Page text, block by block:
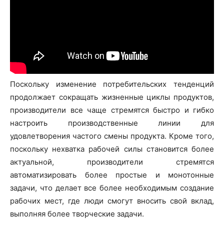
Поскольку изменение потребительских тенденций
продолжает сокращать жизненные циклы продуктов,
производители все чаще стремятся быстро и гибко
настроить производственные линии для
удовлетворения частого смены продукта. Кроме того,
поскольку нехватка рабочей силы становится более
актуальной, производители стремятся
автоматизировать более простые и монотонные
задачи, что делает все более необходимым создание
рабочих мест, где люди смогут вносить свой вклад,
выполняя более творческие задачи.